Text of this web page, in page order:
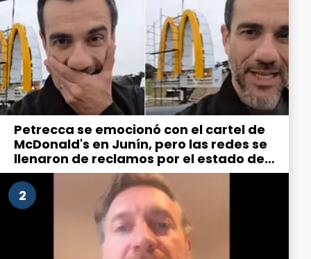
Petrecca se emocionó con el cartel de
McDonald's en Junín, pero las redes se
llenaron de reclamos por el estado de
la ciudad
2